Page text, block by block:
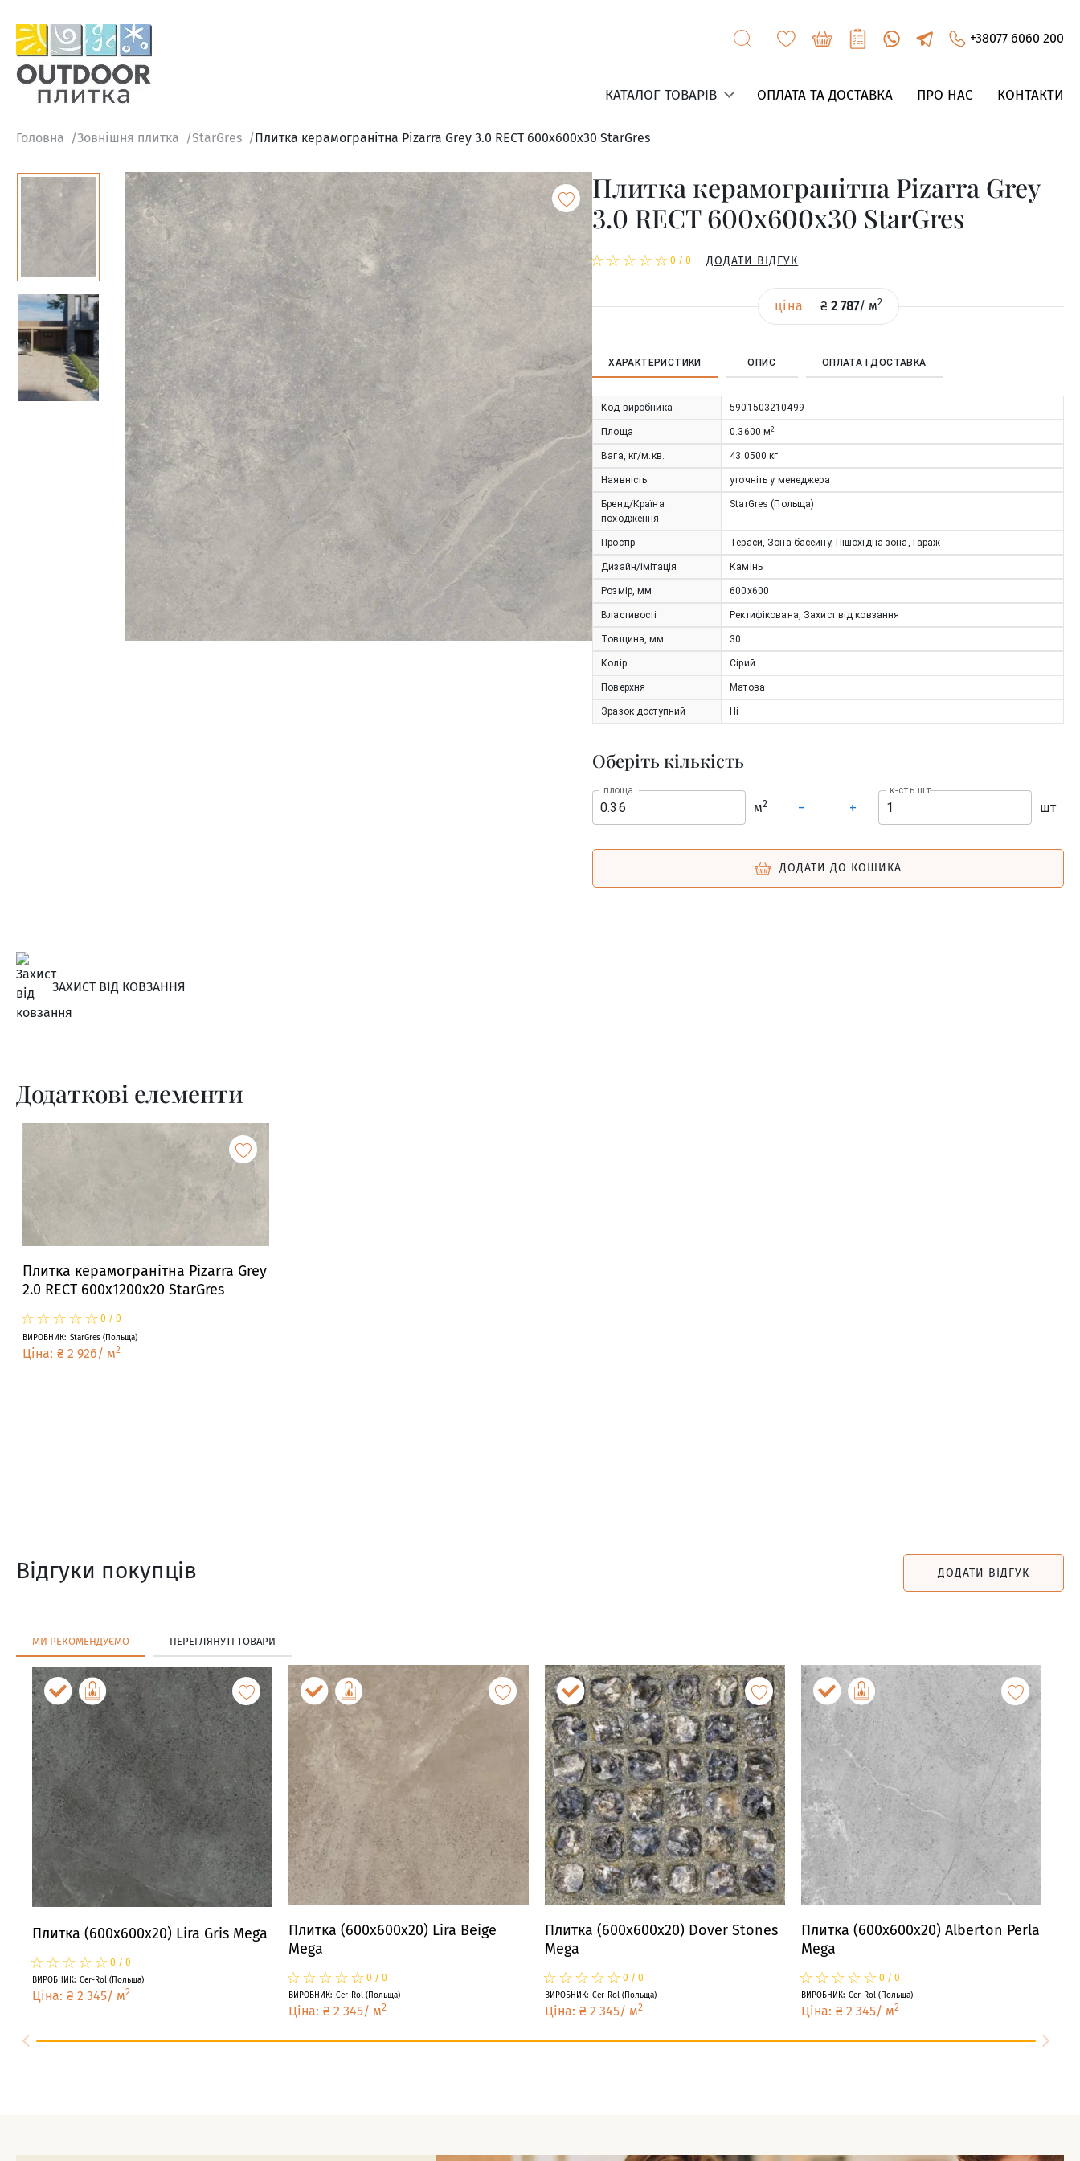
+38077 6060 200
КАТАЛОГ ТОВАРІВ ОПЛАТА ТА ДОСТАВКА ПРО НАС КОНТАКТИ
Головна Зовнішня плитка StarGres Плитка керамогранітна Pizarra Grey 3.0 RECT 600x600x30 StarGres
Плитка керамогранітна Pizarra Grey
3.0 RECT 600x600x30 StarGres
☆
★☆
★☆
★☆
★☆
★ 0 /0 ДОДАТИ ВІДГУК
ціна ₴ 2 787/ м2
ХАРАКТЕРИСТИКИ ОПИС ОПЛАТА І ДОСТАВКА
Код виробника 5901503210499
Площа 0.3600 м2
Вага, кг/м.кв. 43.0500 кг
Наявність уточніть у менеджера
Бренд/Країна
походження
StarGres (Польща)
Простір Тераси, Зона басейну, Пішохідна зона, Гараж
Дизайн/імітація Камінь
Розмір, мм 600х600
Властивості Ректифікована, Захист від ковзання
Товщина, мм 30
Колір Сірий
Поверхня Матова
Зразок доступний Ні
Оберіть кількість
площа
м2 – +
к-сть шт
шт
ДОДАТИ ДО КОШИКА
ЗАХИСТ ВІД КОВЗАННЯ
Додаткові елементи
Плитка керамогранітна Pizarra Grey
2.0 RECT 600x1200x20 StarGres
☆
★☆
★☆
★☆
★☆
★ 0 / 0
ВИРОБНИК: StarGres (Польща)
Ціна: ₴ 2 926/ м2
Відгуки покупців ДОДАТИ ВІДГУК
МИ РЕКОМЕНДУЄМО ПЕРЕГЛЯНУТІ ТОВАРИ
Плитка (600x600x20) Lira Gris Mega
☆
★☆
★☆
★☆
★☆
★ 0 / 0
ВИРОБНИК: Cer-Rol (Польща)
Ціна: ₴ 2 345/ м2
Плитка (600x600x20) Lira Beige
Mega
☆
★☆
★☆
★☆
★☆
★ 0 / 0
ВИРОБНИК: Cer-Rol (Польща)
Ціна: ₴ 2 345/ м2
Плитка (600x600x20) Dover Stones
Mega
☆
★☆
★☆
★☆
★☆
★ 0 / 0
ВИРОБНИК: Cer-Rol (Польща)
Ціна: ₴ 2 345/ м2
Плитка (600x600x20) Alberton Perla
Mega
☆
★☆
★☆
★☆
★☆
★ 0 / 0
ВИРОБНИК: Cer-Rol (Польща)
Ціна: ₴ 2 345/ м2